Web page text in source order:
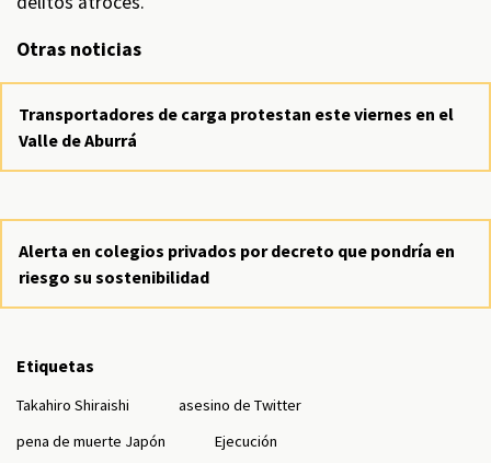
Otras noticias
Transportadores de carga protestan este viernes en el
Valle de Aburrá
Alerta en colegios privados por decreto que pondría en
riesgo su sostenibilidad
Etiquetas
Takahiro Shiraishi
asesino de Twitter
pena de muerte Japón
Ejecución